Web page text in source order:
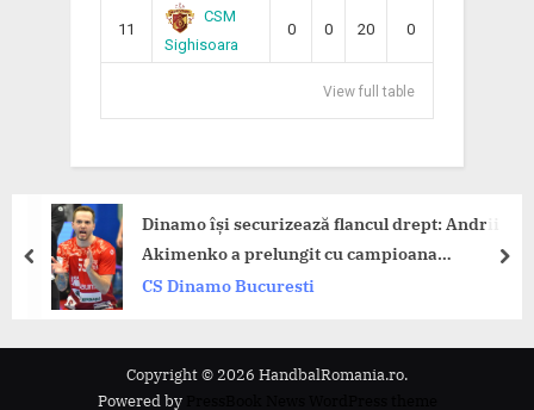
11
CSM
Sighisoara
0 0 20 0
View full table
Dinamo își securizează flancul drept: Andrii
Akimenko a prelungit cu campioana
României!
CS Dinamo Bucuresti
prev
Copyright © 2026 HandbalRomania.ro.
Powered by